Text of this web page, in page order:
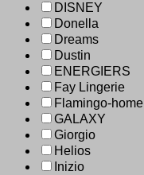
DISNEY
Donella
Dreams
Dustin
ENERGIERS
Fay Lingerie
Flamingo-home
GALAXY
Giorgio
Helios
Inizio